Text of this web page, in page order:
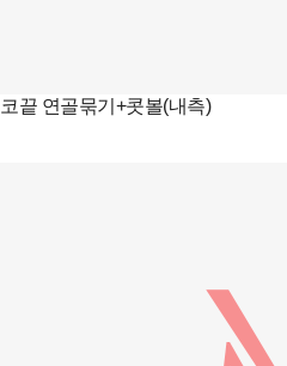
코끝 연골묶기+콧볼(내측)